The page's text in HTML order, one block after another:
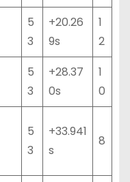
5
3
+20.26
9s
1
2
5
3
+28.37
0s
1
0
5
3
+33.941
s
8